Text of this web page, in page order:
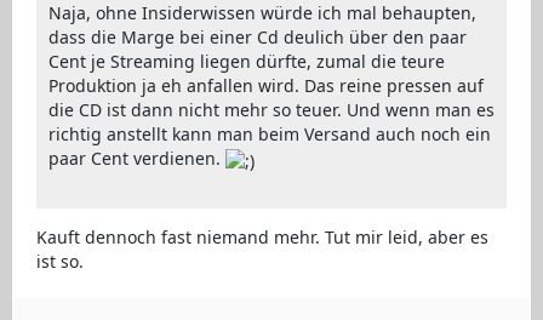
Naja, ohne Insiderwissen würde ich mal behaupten,
dass die Marge bei einer Cd deulich über den paar
Cent je Streaming liegen dürfte, zumal die teure
Produktion ja eh anfallen wird. Das reine pressen auf
die CD ist dann nicht mehr so teuer. Und wenn man es
richtig anstellt kann man beim Versand auch noch ein
paar Cent verdienen.
Kauft dennoch fast niemand mehr. Tut mir leid, aber es
ist so.